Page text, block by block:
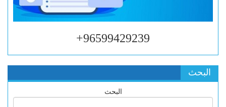
96599429239+
البحث
البحث